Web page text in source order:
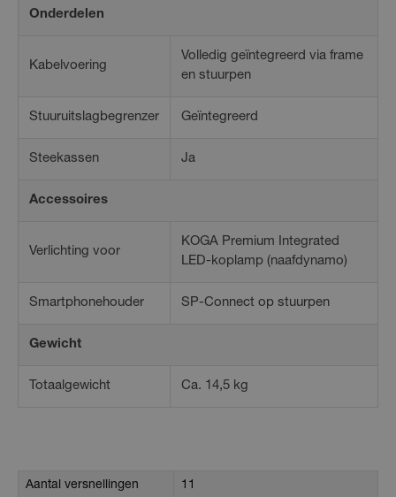
Onderdelen
Kabelvoering
Volledig geïntegreerd via frame
en stuurpen
Stuuruitslagbegrenzer Geïntegreerd
Steekassen Ja
Accessoires
Verlichting voor
KOGA Premium Integrated
LED-koplamp (naafdynamo)
Smartphonehouder SP-Connect op stuurpen
Gewicht
Totaalgewicht Ca. 14,5 kg
Aantal versnellingen 11